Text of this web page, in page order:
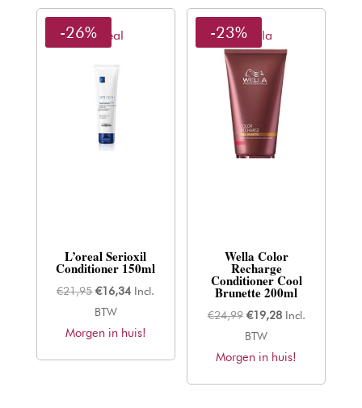
L'oreal
-26%
L’oreal Serioxil
Conditioner 150ml
€21,95 Oorspronkelijke
prijs
was:
€16,34Huidige
is:
Incl.
BTW
Morgen in huis!
Wella
-23%
Wella Color
Recharge
Conditioner Cool
Brunette 200ml
€24,99 Oorspronkelijke
prijs
was:
€19,28Huidige
is:
Incl.
BTW
Morgen in huis!